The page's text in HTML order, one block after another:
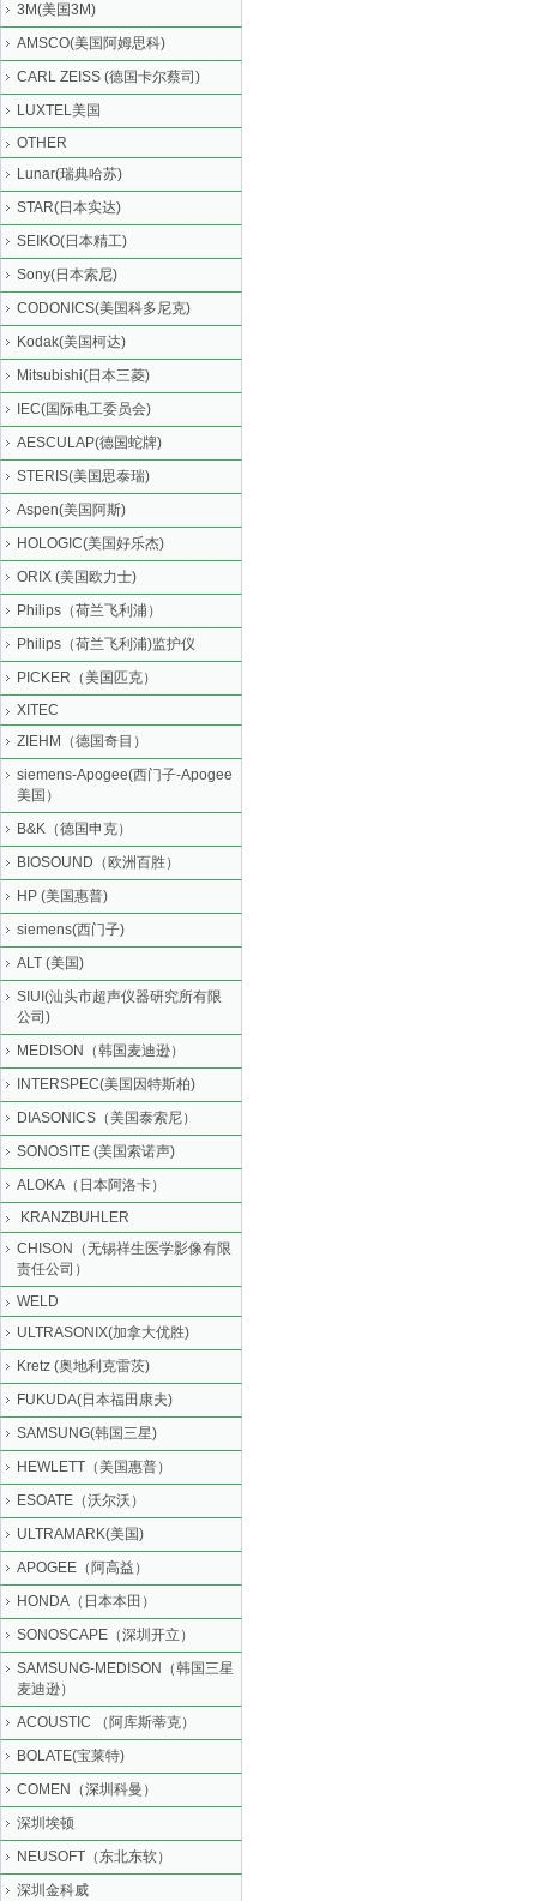
3M(美国3M)
AMSCO(美国阿姆思科)
CARL ZEISS (德国卡尔蔡司)
LUXTEL美国
OTHER
Lunar(瑞典哈苏)
STAR(日本实达)
SEIKO(日本精工)
Sony(日本索尼)
CODONICS(美国科多尼克)
Kodak(美国柯达)
Mitsubishi(日本三菱)
IEC(国际电工委员会)
AESCULAP(德国蛇牌)
STERIS(美国思泰瑞)
Aspen(美国阿斯)
HOLOGIC(美国好乐杰)
ORIX (美国欧力士)
Philips（荷兰飞利浦）
Philips（荷兰飞利浦)监护仪
PICKER（美国匹克）
XITEC
ZIEHM（德国奇目）
siemens-Apogee(西门子-Apogee
美国）
B&K（德国申克）
BIOSOUND（欧洲百胜）
HP (美国惠普)
siemens(西门子)
ALT (美国)
SIUI(汕头市超声仪器研究所有限
公司)
MEDISON（韩国麦迪逊）
INTERSPEC(美国因特斯柏)
DIASONICS（美国泰索尼）
SONOSITE (美国索诺声)
ALOKA（日本阿洛卡）
KRANZBUHLER
CHISON（无锡祥生医学影像有限
责任公司）
WELD
ULTRASONIX(加拿大优胜)
Kretz (奥地利克雷茨)
FUKUDA(日本福田康夫)
SAMSUNG(韩国三星)
HEWLETT（美国惠普）
ESOATE（沃尔沃）
ULTRAMARK(美国)
APOGEE（阿高益）
HONDA（日本本田）
SONOSCAPE（深圳开立）
SAMSUNG-MEDISON（韩国三星
麦迪逊）
ACOUSTIC （阿库斯蒂克）
BOLATE(宝莱特)
COMEN（深圳科曼）
深圳埃顿
NEUSOFT（东北东软）
深圳金科威